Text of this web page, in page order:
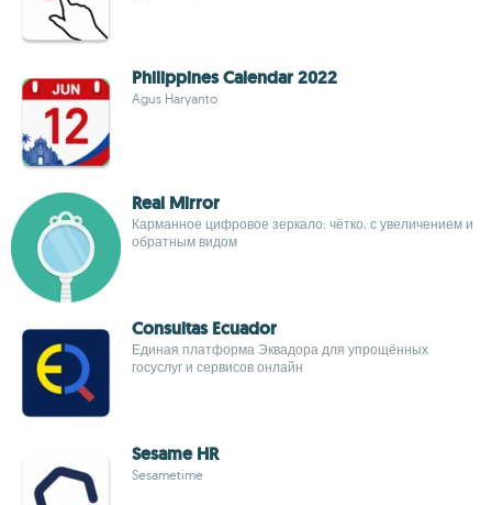
Philippines Calendar 2022
Agus Haryanto
Real Mirror
Карманное цифровое зеркало: чётко, с увеличением и
обратным видом
Consultas Ecuador
Единая платформа Эквадора для упрощённых
госуслуг и сервисов онлайн
Sesame HR
Sesametime